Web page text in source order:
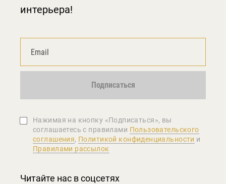
интерьера!
Подписаться
Нажимая на кнопку «Подписаться», вы
соглашаетеcь с правилами Пользовательского
соглашения, Политикой конфиденциальности и
Правилами рассылок
Читайте нас в соцсетях